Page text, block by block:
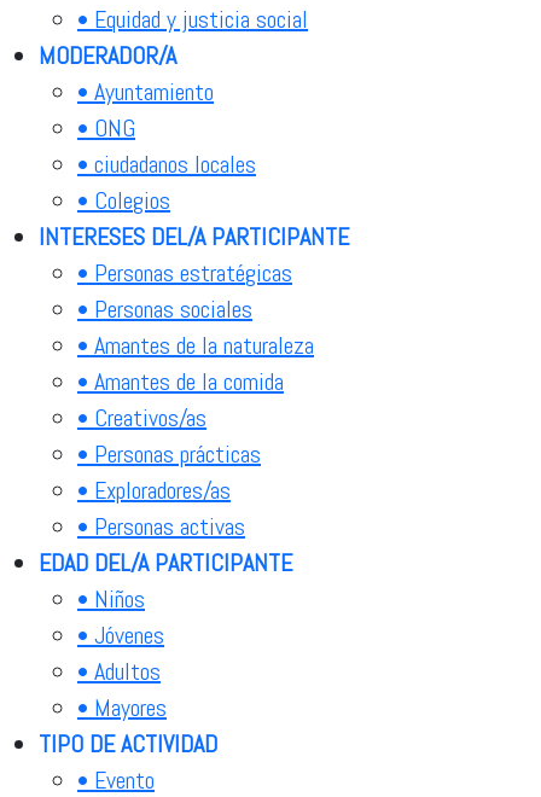
• Equidad y justicia social
MODERADOR/A
• Ayuntamiento
• ONG
• ciudadanos locales
• Colegios
INTERESES DEL/A PARTICIPANTE
• Personas estratégicas
• Personas sociales
• Amantes de la naturaleza
• Amantes de la comida
• Creativos/as
• Personas prácticas
• Exploradores/as
• Personas activas
EDAD DEL/A PARTICIPANTE
• Niños
• Jóvenes
• Adultos
• Mayores
TIPO DE ACTIVIDAD
• Evento